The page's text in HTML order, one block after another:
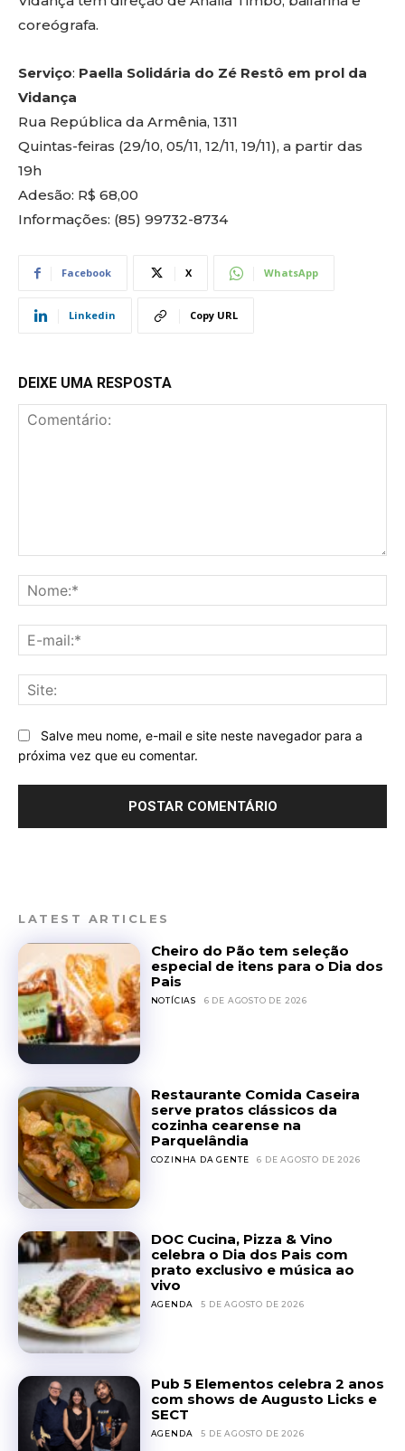
coreógrafa.
Serviço: Paella Solidária do Zé Restô em prol da
Vidança
Rua República da Armênia, 1311
Quintas-feiras (29/10, 05/11, 12/11, 19/11), a partir das
19h
Adesão: R$ 68,00
Informações: (85) 99732-8734
Facebook X WhatsApp
Linkedin Copy URL
DEIXE UMA RESPOSTA
Salve meu nome, e-mail e site neste navegador para a
próxima vez que eu comentar.
LATEST ARTICLES
Cheiro do Pão tem seleção
especial de itens para o Dia dos
Pais
NOTÍCIAS 6 DE AGOSTO DE 2026
Restaurante Comida Caseira
serve pratos clássicos da
cozinha cearense na
Parquelândia
COZINHA DA GENTE 6 DE AGOSTO DE 2026
DOC Cucina, Pizza & Vino
celebra o Dia dos Pais com
prato exclusivo e música ao
vivo
AGENDA 5 DE AGOSTO DE 2026
Pub 5 Elementos celebra 2 anos
com shows de Augusto Licks e
SECT
AGENDA 5 DE AGOSTO DE 2026